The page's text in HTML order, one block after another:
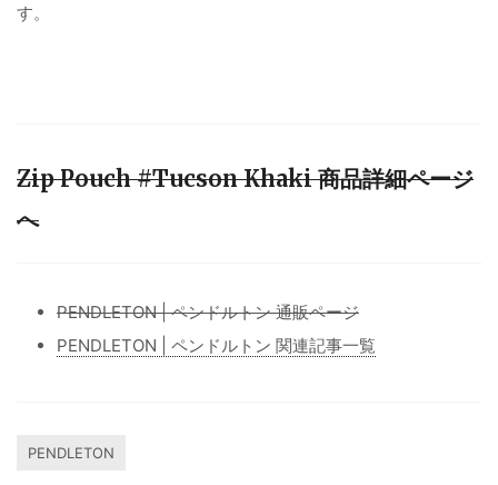
す。
Zip Pouch #Tucson Khaki 商品詳細ページ
へ
PENDLETON | ペンドルトン 通販ページ
PENDLETON | ペンドルトン 関連記事一覧
PENDLETON